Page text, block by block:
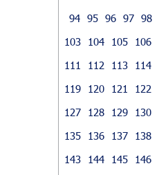
94 95 96 97 98
103
104 105 106
111
112 113 114
119
120 121 122
127
128 129 130
135
136 137 138
143
144 145 146